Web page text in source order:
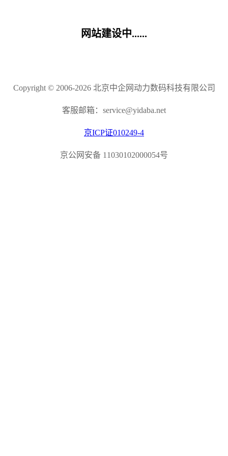
网站建设中......
Copyright © 2006-2026 北京中企网动力数码科技有限公司
客服邮箱：service@yidaba.net
京ICP证010249-4
京公网安备 11030102000054号